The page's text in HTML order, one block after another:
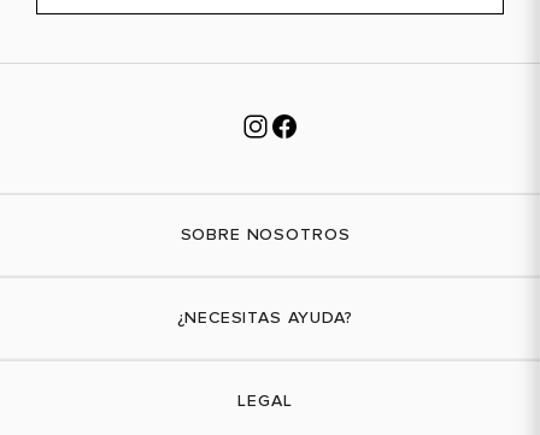
SOBRE NOSOTROS
¿NECESITAS AYUDA?
LEGAL